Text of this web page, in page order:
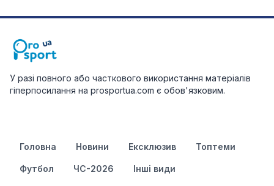
У разі повного або часткового використання матеріалів
гіперпосилання на prosportua.com є обов'язковим.
Головна Новини Ексклюзив Топтеми
Футбол ЧС-2026 Інші види